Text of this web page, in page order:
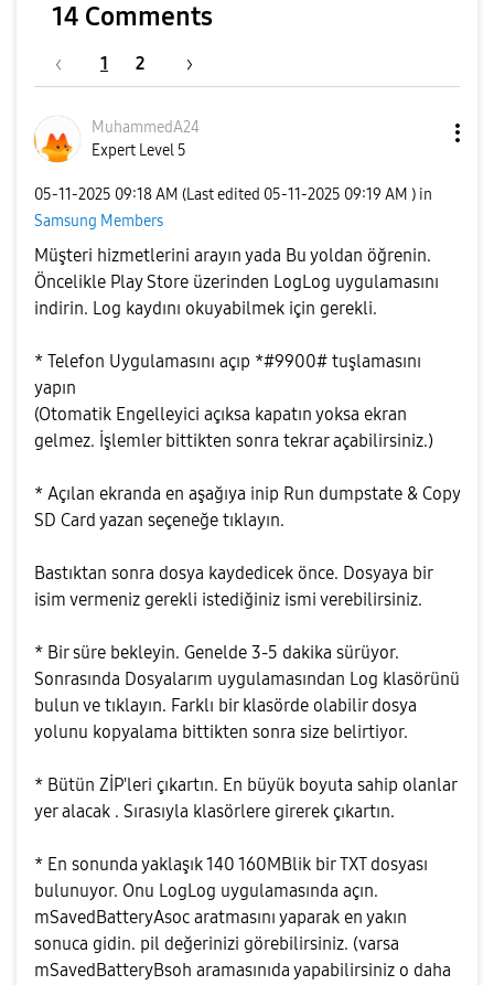
14 Comments
1 2
MuhammedA24
Expert Level 5
‎05-11-2025 09:18 AM (Last edited ‎05-11-2025 09:19 AM ) in
Samsung Members
Müşteri hizmetlerini arayın yada Bu yoldan öğrenin.
Öncelikle Play Store üzerinden LogLog uygulamasını
indirin. Log kaydını okuyabilmek için gerekli.
* Telefon Uygulamasını açıp *#9900# tuşlamasını
yapın
(Otomatik Engelleyici açıksa kapatın yoksa ekran
gelmez. İşlemler bittikten sonra tekrar açabilirsiniz.)
* Açılan ekranda en aşağıya inip Run dumpstate & Copy
SD Card yazan seçeneğe tıklayın.
Bastıktan sonra dosya kaydedicek önce. Dosyaya bir
isim vermeniz gerekli istediğiniz ismi verebilirsiniz.
* Bir süre bekleyin. Genelde 3-5 dakika sürüyor.
Sonrasında Dosyalarım uygulamasından Log klasörünü
bulun ve tıklayın. Farklı bir klasörde olabilir dosya
yolunu kopyalama bittikten sonra size belirtiyor.
* Bütün ZİP'leri çıkartın. En büyük boyuta sahip olanlar
yer alacak . Sırasıyla klasörlere girerek çıkartın.
* En sonunda yaklaşık 140 160MBlik bir TXT dosyası
bulunuyor. Onu LogLog uygulamasında açın.
mSavedBatteryAsoc aratmasını yaparak en yakın
sonuca gidin. pil değerinizi görebilirsiniz. (varsa
mSavedBatteryBsoh aramasınıda yapabilirsiniz o daha